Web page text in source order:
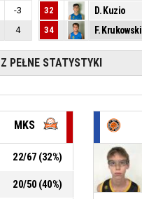
-3
4
32
D. Kuzio
34
F. Krukowski
PEŁNE STATYSTYKI
MKS
22/67 (32%)
20/50 (40%)